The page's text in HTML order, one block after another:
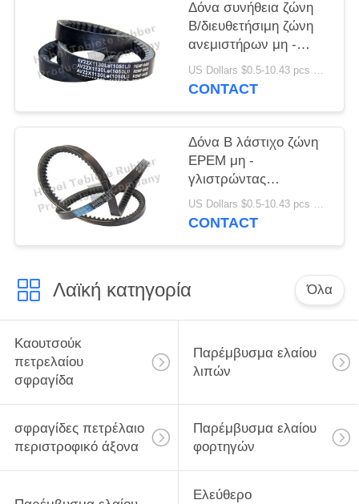
Δόνα συνήθεια ζώνη
Β/διευθετήσιμη ζώνη
ανεμιστήρων μη -
γλιστρώντας
χαρακτηριστικό
US Dollars $0.5-10.43 pcs MOQ:50pcs
CONTACT
Δόνα Β λάστιχο ζώνη
EPEM μη -
γλιστρώντας
προσαρμοσμένη
χαρακτηριστικό
US Dollars $0.5-10.43 pcs MOQ:50pcs
CONTACT
Λαϊκή κατηγορία Όλα
Καουτσούκ
πετρελαίου
σφραγίδα
Παρέμβυσμα ελαίου
λιπών
σφραγίδες πετρέλαιο
περιστροφικό άξονα
Παρέμβυσμα ελαίου
φορτηγών
Ελεύθερο